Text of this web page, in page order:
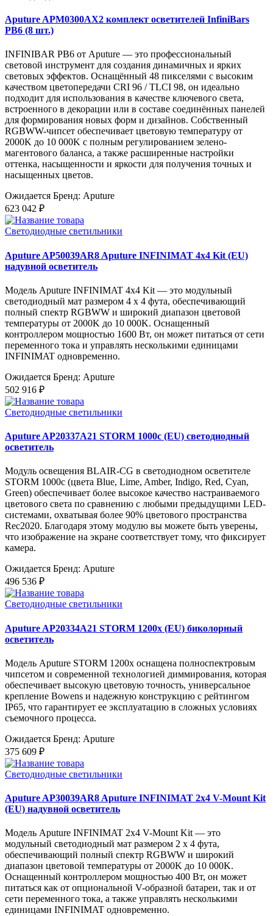
Aputure APM0300AX2 комплект осветителей InfiniBars
PB6 (8 шт.)
INFINIBAR PB6 от Aputure — это профессиональный
световой инструмент для создания динамичных и ярких
световых эффектов. Оснащённый 48 пикселями с высоким
качеством цветопередачи CRI 96 / TLCI 98, он идеально
подходит для использования в качестве ключевого света,
встроенного в декорации или в составе соединённых панелей
для формирования новых форм и дизайнов. Собственный
RGBWW-чипсет обеспечивает цветовую температуру от
2000K до 10 000K с полным регулированием зелено-
магентового баланса, а также расширенные настройки
оттенка, насыщенности и яркости для получения точных и
насыщенных цветов.
Ожидается Бренд: Aputure
623 042 ₽
Светодиодные светильники
Aputure AP50039AR8 Aputure INFINIMAT 4x4 Kit (EU)
надувной осветитель
Модель Aputure INFINIMAT 4x4 Kit — это модульный
светодиодный мат размером 4 x 4 фута, обеспечивающий
полный спектр RGBWW и широкий диапазон цветовой
температуры от 2000K до 10 000K. Оснащенный
контроллером мощностью 1600 Вт, он может питаться от сети
переменного тока и управлять несколькими единицами
INFINIMAT одновременно.
Ожидается Бренд: Aputure
502 916 ₽
Светодиодные светильники
Aputure AP20337A21 STORM 1000c (EU) светодиодный
осветитель
Модуль освещения BLAIR-CG в светодиодном осветителе
STORM 1000c (цвета Blue, Lime, Amber, Indigo, Red, Cyan,
Green) обеспечивает более высокое качество настраиваемого
цветового света по сравнению с любыми предыдущими LED-
системами, охватывая более 90% цветового пространства
Rec2020. Благодаря этому модулю вы можете быть уверены,
что изображение на экране соответствует тому, что фиксирует
камера.
Ожидается Бренд: Aputure
496 536 ₽
Светодиодные светильники
Aputure AP20334A21 STORM 1200x (EU) биколорный
осветитель
Модель Aputure STORM 1200x оснащена полноспектровым
чипсетом и современной технологией диммирования, которая
обеспечивает высокую цветовую точность, универсальное
крепление Bowens и надежную конструкцию с рейтингом
IP65, что гарантирует ее эксплуатацию в сложных условиях
съемочного процесса.
Ожидается Бренд: Aputure
375 609 ₽
Светодиодные светильники
Aputure AP30039AR8 Aputure INFINIMAT 2x4 V-Mount Kit
(EU) надувной осветитель
Модель Aputure INFINIMAT 2x4 V-Mount Kit — это
модульный светодиодный мат размером 2 x 4 фута,
обеспечивающий полный спектр RGBWW и широкий
диапазон цветовой температуры от 2000K до 10 000K.
Оснащенный контроллером мощностью 400 Вт, он может
питаться как от опциональной V-образной батареи, так и от
сети переменного тока, а также управлять несколькими
единицами INFINIMAT одновременно.